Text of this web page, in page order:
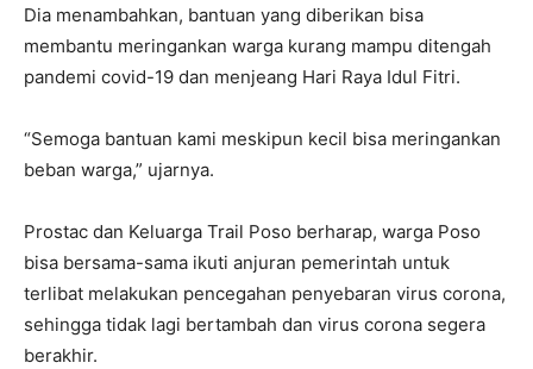
Dia menambahkan, bantuan yang diberikan bisa
membantu meringankan warga kurang mampu ditengah
pandemi covid-19 dan menjeang Hari Raya Idul Fitri.
“Semoga bantuan kami meskipun kecil bisa meringankan
beban warga,” ujarnya.
Prostac dan Keluarga Trail Poso berharap, warga Poso
bisa bersama-sama ikuti anjuran pemerintah untuk
terlibat melakukan pencegahan penyebaran virus corona,
sehingga tidak lagi bertambah dan virus corona segera
berakhir.